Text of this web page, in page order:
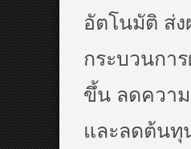
อัตโนมัติ ส่ง
กระบวนกา
ขึ้น ลดควา
และลดต้นทุ